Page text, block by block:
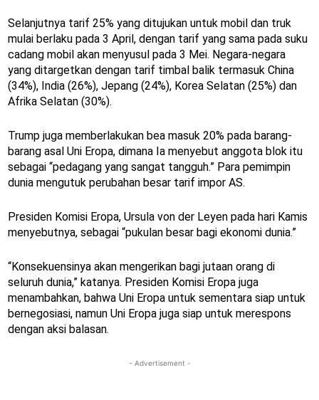
Selanjutnya tarif 25% yang ditujukan untuk mobil dan truk
mulai berlaku pada 3 April, dengan tarif yang sama pada suku
cadang mobil akan menyusul pada 3 Mei. Negara-negara
yang ditargetkan dengan tarif timbal balik termasuk China
(34%), India (26%), Jepang (24%), Korea Selatan (25%) dan
Afrika Selatan (30%).
Trump juga memberlakukan bea masuk 20% pada barang-
barang asal Uni Eropa, dimana Ia menyebut anggota blok itu
sebagai “pedagang yang sangat tangguh.” Para pemimpin
dunia mengutuk perubahan besar tarif impor AS.
Presiden Komisi Eropa, Ursula von der Leyen pada hari Kamis
menyebutnya, sebagai “pukulan besar bagi ekonomi dunia.”
“Konsekuensinya akan mengerikan bagi jutaan orang di
seluruh dunia,” katanya. Presiden Komisi Eropa juga
menambahkan, bahwa Uni Eropa untuk sementara siap untuk
bernegosiasi, namun Uni Eropa juga siap untuk merespons
dengan aksi balasan.
- Advertisement -